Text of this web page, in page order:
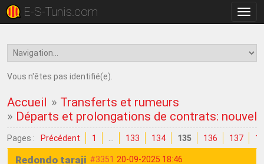
la
E-S-Tunis.com
Vous n'êtes pas identifié(e).
Accueil » Transferts et rumeurs
» Départs et prolongations de contrats:
Pages : Précédent 1 133 134 135 136 137
#3351 20-09-2025 18:46
Redondo taraji